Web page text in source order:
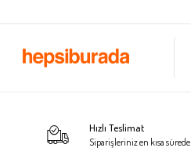
Hızlı Teslimat
Siparişleriniz en kısa